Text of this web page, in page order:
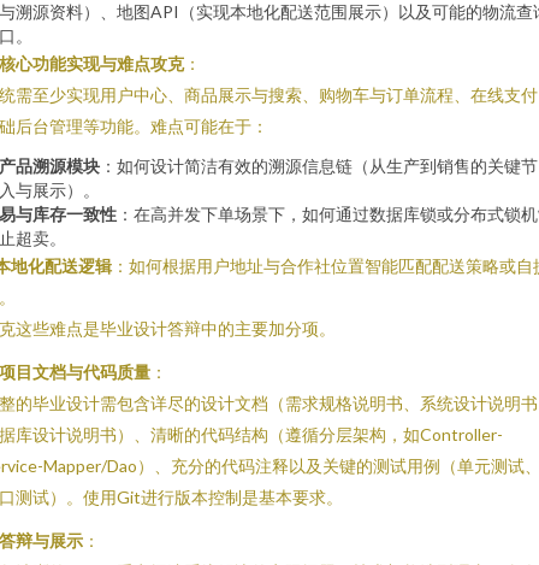
溯源资料）、地图API（实现本地化配送范围展示）以及可能的物流查
。
核心功能实现与难点攻克：
需至少实现用户中心、商品展示与搜索、购物车与订单流程、在线支
后台管理等功能。难点可能在于：
品溯源模块 ：如何设计简洁有效的溯源信息链（从生产到销售的关键
与展示）。
与库存一致性 ：在高并发下单场景下，如何通过数据库锁或分布式锁
超卖。
地化配送逻辑 ：如何根据用户地址与合作社位置智能匹配配送策略或自
这些难点是毕业设计答辩中的主要加分项。
项目文档与代码质量 ：
的毕业设计需包含详尽的设计文档（需求规格说明书、系统设计说明
库设计说明书）、清晰的代码结构（遵循分层架构，如Controller-
Mapper/Dao）、充分的代码注释以及关键的测试用例（单元测试
测试）。使用Git进行版本控制是基本要求。
答辩与展示 ：